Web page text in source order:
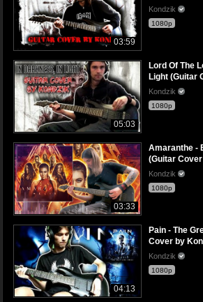
03:59
Kondzik
1080p
05:03
Lord Of The
Light (Guitar
Kondzik
1080p
03:33
Amaranthe -
(Guitar
Kondzik
1080p
04:13
Pain - The
Cover by
Kondzik
1080p